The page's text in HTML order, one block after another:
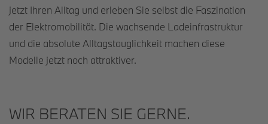
jetzt Ihren Alltag und erleben Sie selbst die Faszination
der Elektromobilität. Die wachsende Ladeinfrastruktur
und die absolute Alltagstauglichkeit machen diese
Modelle jetzt noch attraktiver.
WIR BERATEN SIE GERNE.